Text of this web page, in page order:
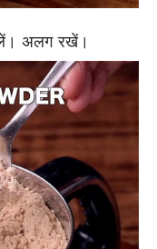
लें। अलग रखें।